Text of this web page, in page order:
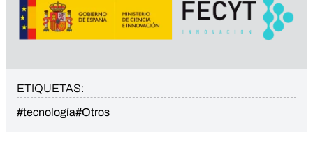
ETIQUETAS:
#tecnología#Otros